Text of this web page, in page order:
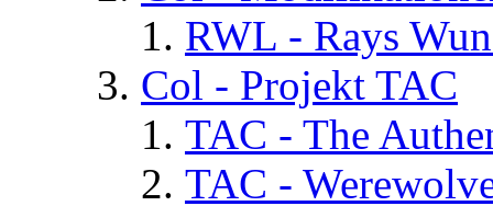
RWL - Rays
Col - Projekt TAC
TAC - The
TAC -